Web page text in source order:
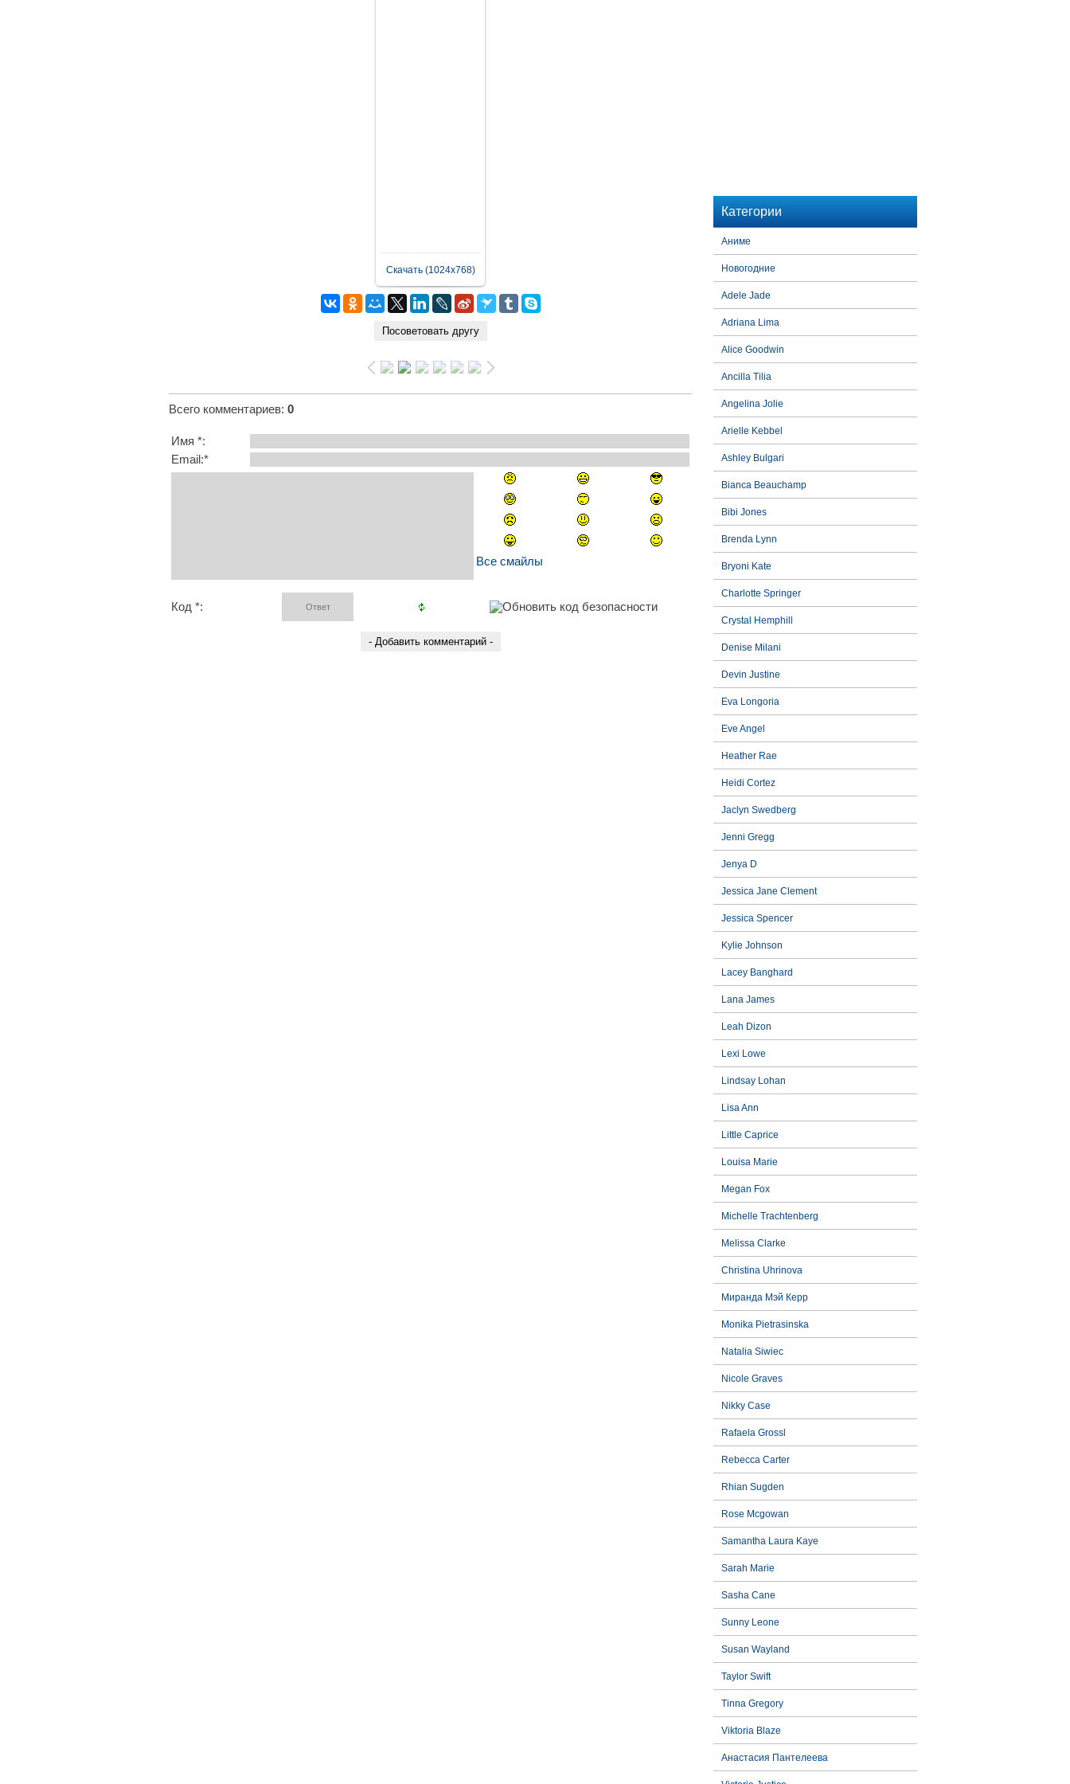
Скачать (1024x768)
Всего комментариев: 0
Имя *:
Email:*
Все смайлы
Код *:
Категории
Аниме
Новогодние
Adele Jade
Adriana Lima
Alice Goodwin
Ancilla Tilia
Angelina Jolie
Arielle Kebbel
Ashley Bulgari
Bianca Beauchamp
Bibi Jones
Brenda Lynn
Bryoni Kate
Charlotte Springer
Crystal Hemphill
Denise Milani
Devin Justine
Eva Longoria
Eve Angel
Heather Rae
Heidi Cortez
Jaclyn Swedberg
Jenni Gregg
Jenya D
Jessica Jane Clement
Jessica Spencer
Kylie Johnson
Lacey Banghard
Lana James
Leah Dizon
Lexi Lowe
Lindsay Lohan
Lisa Ann
Little Caprice
Louisa Marie
Megan Fox
Michelle Trachtenberg
Melissa Clarke
Christina Uhrinova
Миранда Мэй Керр
Monika Pietrasinska
Natalia Siwiec
Nicole Graves
Nikky Case
Rafaela Grossl
Rebecca Carter
Rhian Sugden
Rose Mcgowan
Samantha Laura Kaye
Sarah Marie
Sasha Cane
Sunny Leone
Susan Wayland
Taylor Swift
Tinna Gregory
Viktoria Blaze
Анастасия Пантелеева